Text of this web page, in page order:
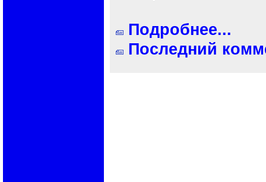
Подробнее...
Последний